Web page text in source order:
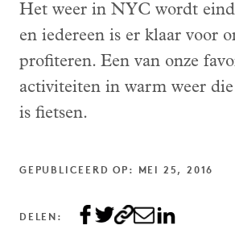
Het weer in NYC wordt
en iedereen is er klaar voor
profiteren. Een van onze
activiteiten in warm weer
is fietsen.
GEPUBLICEERD OP: MEI 25, 2016
DELEN: